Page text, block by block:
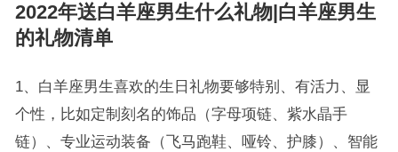
2022年送白羊座男生什么礼物|白羊座男生
的礼物清单
1、白羊座男生喜欢的生日礼物要够特别、有活力、显
个性，比如定制刻名的饰品（字母项链、紫水晶手
链）、专业运动装备（飞马跑鞋、哑铃、护膝）、智能